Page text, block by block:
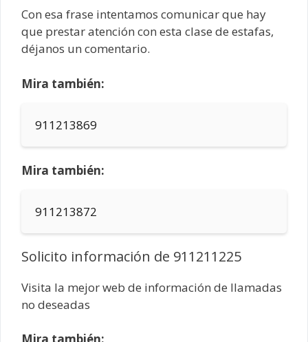
Con esa frase intentamos comunicar que hay
que prestar atención con esta clase de estafas,
déjanos un comentario.
Mira también:
911213869
Mira también:
911213872
Solicito información de 911211225
Visita la mejor web de información de llamadas
no deseadas